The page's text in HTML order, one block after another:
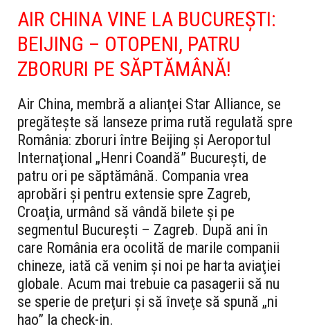
AIR CHINA VINE LA BUCUREŞTI:
BEIJING – OTOPENI, PATRU
ZBORURI PE SĂPTĂMÂNĂ!
Air China, membră a alianţei Star Alliance, se
pregăteşte să lanseze prima rută regulată spre
România: zboruri între Beijing şi Aeroportul
Internaţional „Henri Coandă” Bucureşti, de
patru ori pe săptămână. Compania vrea
aprobări şi pentru extensie spre Zagreb,
Croaţia, urmând să vândă bilete şi pe
segmentul Bucureşti – Zagreb. După ani în
care România era ocolită de marile companii
chineze, iată că venim şi noi pe harta aviaţiei
globale. Acum mai trebuie ca pasagerii să nu
se sperie de preţuri şi să înveţe să spună „ni
hao” la check-in.